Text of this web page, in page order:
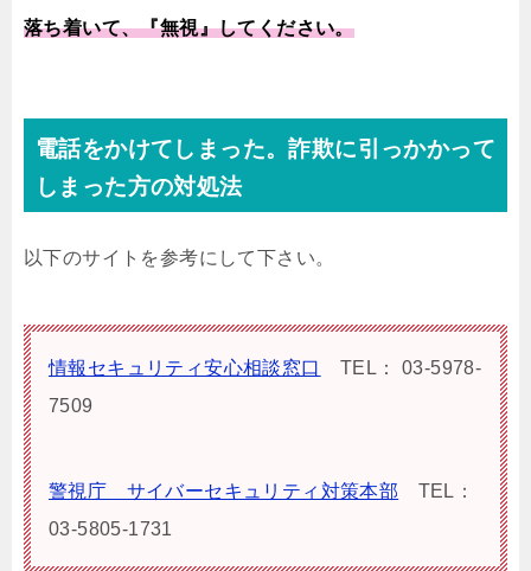
落ち着いて、『無視』してください。
電話をかけてしまった。詐欺に引っかかって
しまった方の対処法
以下のサイトを参考にして下さい。
情報セキュリティ安心相談窓口
TEL： 03-5978-
7509
警視庁 サイバーセキュリティ対策本部 TEL：
03-5805-1731